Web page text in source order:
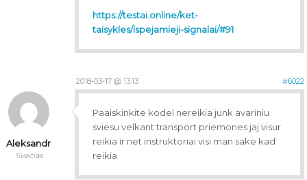
https://testai.online/ket-
taisykles/ispejamieji-signalai/#91
2018-03-17 @ 13:13 #6022
Aleksandr
Svečias
Paaiskinkite kodel nereikia junk avariniu
sviesu velkant transport priemones jaj visur
reikia ir net instruktoriai visi man sake kad
reikia